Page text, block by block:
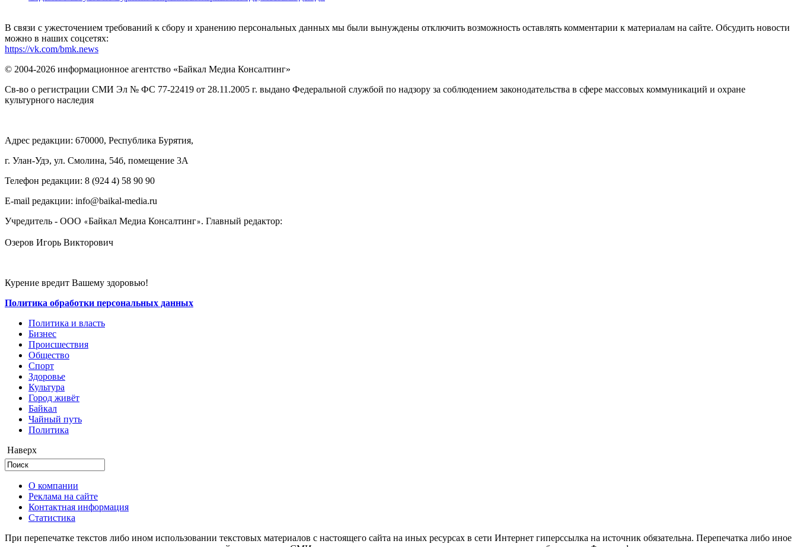
В связи с ужесточением требований к сбору и хранению персональных данных мы были вынуждены отключить возможность оставлять комментарии к материалам на сайте. Обсудить новости
можно в наших соцсетях:
https://vk.com/bmk.news
© 2004-2026 информационное агентство «Байкал Медиа Консалтинг»
Св-во о регистрации СМИ Эл № ФС 77-22419 от 28.11.2005 г. выдано Федеральной службой по надзору за соблюдением законодательства в сфере массовых коммуникаций и охране
культурного наследия
Адрес редакции: 670000, Республика Бурятия,
г. Улан-Удэ, ул. Смолина, 54б, помещение 3А
Телефон редакции: ‎‎8 (924 4) 58 90 90
E-mail редакции: info@baikal-media.ru
Учредитель - ООО «Байкал Медиа Консалтинг». Главный редактор:
Озеров Игорь Викторович
Курение вредит Вашему здоровью!
Политика обработки персональных данных
Политика и власть
Бизнес
Происшествия
Общество
Cпорт
Здоровье
Культура
Город живёт
Байкал
Чайный путь
Политика
Наверх
О компании
Реклама на сайте
Контактная информация
Статистика
При перепечатке текстов либо ином использовании текстовых материалов с настоящего сайта на иных ресурсах в сети Интернет гиперссылка на источник обязательна. Перепечатка либо иное